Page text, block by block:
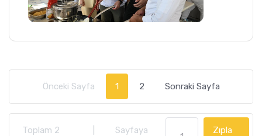
Önceki Sayfa 1 2 Sonraki Sayfa
Toplam 2
Sayfaya
Zıpla